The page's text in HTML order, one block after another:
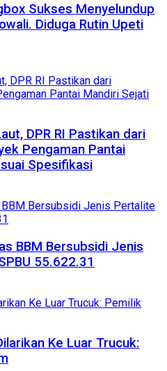
Sukses Menyelundup
Diduga Rutin Upeti
DPR RI Pastikan dari
Pengaman Pantai
Spesifikasi
BBM Bersubsidi Jenis
55.622.31
Ke Luar Trucuk: